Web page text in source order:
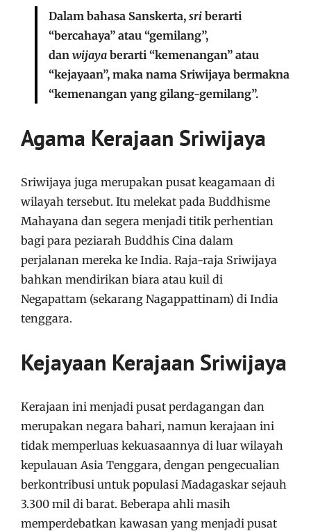
Dalam bahasa Sanskerta, sri berarti
“bercahaya” atau “gemilang”,
dan wijaya berarti “kemenangan” atau
“kejayaan”, maka nama Sriwijaya bermakna
“kemenangan yang gilang-gemilang”.
Agama Kerajaan Sriwijaya
Sriwijaya juga merupakan pusat keagamaan di
wilayah tersebut. Itu melekat pada Buddhisme
Mahayana dan segera menjadi titik perhentian
bagi para peziarah Buddhis Cina dalam
perjalanan mereka ke India. Raja-raja Sriwijaya
bahkan mendirikan biara atau kuil di
Negapattam (sekarang Nagappattinam) di India
tenggara.
Kejayaan Kerajaan Sriwijaya
Kerajaan ini menjadi pusat perdagangan dan
merupakan negara bahari, namun kerajaan ini
tidak memperluas kekuasaannya di luar wilayah
kepulauan Asia Tenggara, dengan pengecualian
berkontribusi untuk populasi Madagaskar sejauh
3.300 mil di barat. Beberapa ahli masih
memperdebatkan kawasan yang menjadi pusat